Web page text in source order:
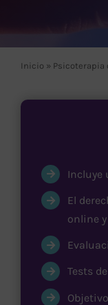
Blog
Inicio » Psicoterapia
Incluye
El
online
Tests